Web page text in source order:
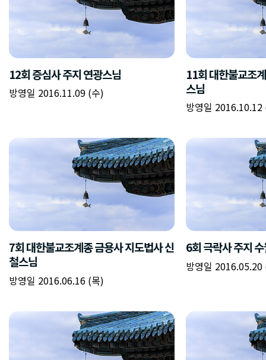
12회 증심사 주지 연광스님
방영일 2016.11.09 (수)
11회 대한불교조
스님
방영일 2016.10.12
7회 대한불교조계종 금용사 지도법사 신
철스님
방영일 2016.06.16 (목)
6회 극락사 주지
방영일 2016.05.20